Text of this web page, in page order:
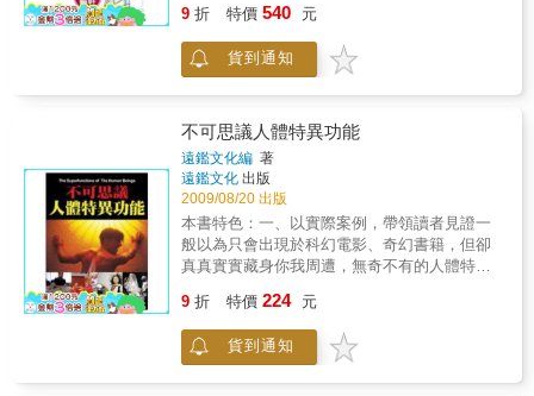
探索人類的本質。
腳(下肢)以及軀幹的解剖位置、機能、相關疾
病，以及臨床觸診的步驟，乃寫給從事骨骼肌
肉復健治療的物理治療師、與職能治療師，以
臨床實際操作時，能夠將藉由觸診所得到的資
訊做正確的判斷，更有效的幫助病患回復運動
機能。觸診是藉由手觸摸患者的身體，以判
斷、評估身體的狀況，因此對於人體的正常機
能及解剖位置必須有充分的理解。本書內容在
講述下肢以及軀幹的觸診方式，分為三大部
分，將人體下肢以及軀幹重要的骨骼、肌肉、
韌帶都逐一的做詳細解說。書中詳細記載在實
際操作觸診時，該如何找出各部位之正確位置
同，即使是位於身體內側的深層肌肉，只要方
法對了也有辦法探觸……。此外亦介紹下肢與
軀幹在解剖學上特徵，以及臨床上常見的疾
9 折 特價 540 元
貨到通知
不可思議人體特異功能
遠鑑文化編 著
遠鑑文化 出版
2009/08/20 出版
本書特色：一、以實際案例，帶領讀者見證一
般以為只會出現於科幻電影、奇幻書籍，但卻
真真實實藏身你我周遭，無奇不有的人體特異
人體異能」，向讀者介紹如帶電、具透視力，
及能以皮膚閱讀等種種奇特怪異的體質；第二
篇「穿越時空的超能力」，講述特異人士對如
9 折 特價 224 元
貨到通知